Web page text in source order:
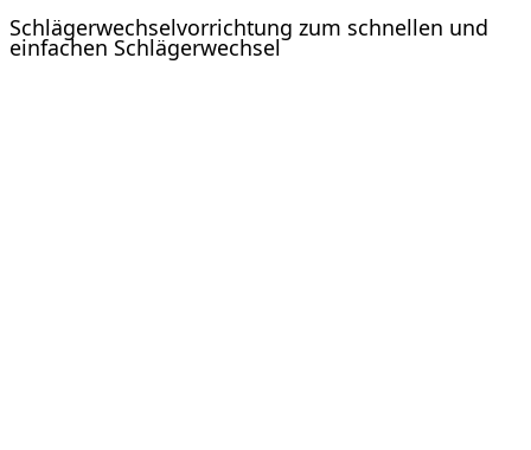
Schlägerwechselvorrichtung zum schnellen und
einfachen Schlägerwechsel